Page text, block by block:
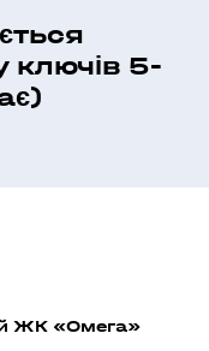
ключів 5-
ЖК «Омега»